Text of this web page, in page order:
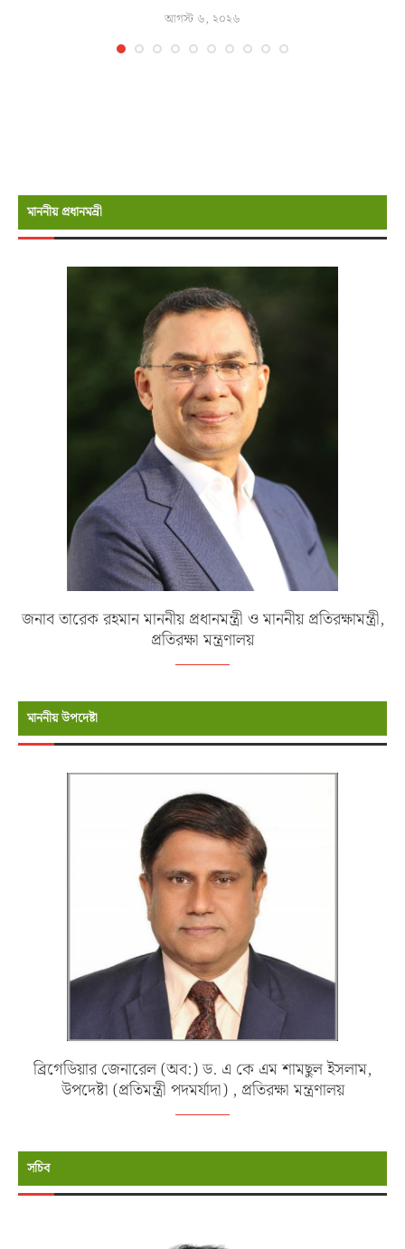
আগস্ট ৬, ২০২৬
মাননীয় প্রধানমন্রী
জনাব তারেক রহমান মাননীয় প্রধানমন্ত্রী ও মাননীয় প্রতিরক্ষামন্ত্রী,
প্রতিরক্ষা মন্ত্রণালয়
মাননীয় উপদেষ্টা
ব্রিগেডিয়ার জেনারেল (অব:) ড. এ কে এম শামছুল ইসলাম,
উপদেষ্টা (প্রতিমন্ত্রী পদমর্যাদা) , প্রতিরক্ষা মন্ত্রণালয়
সচিব